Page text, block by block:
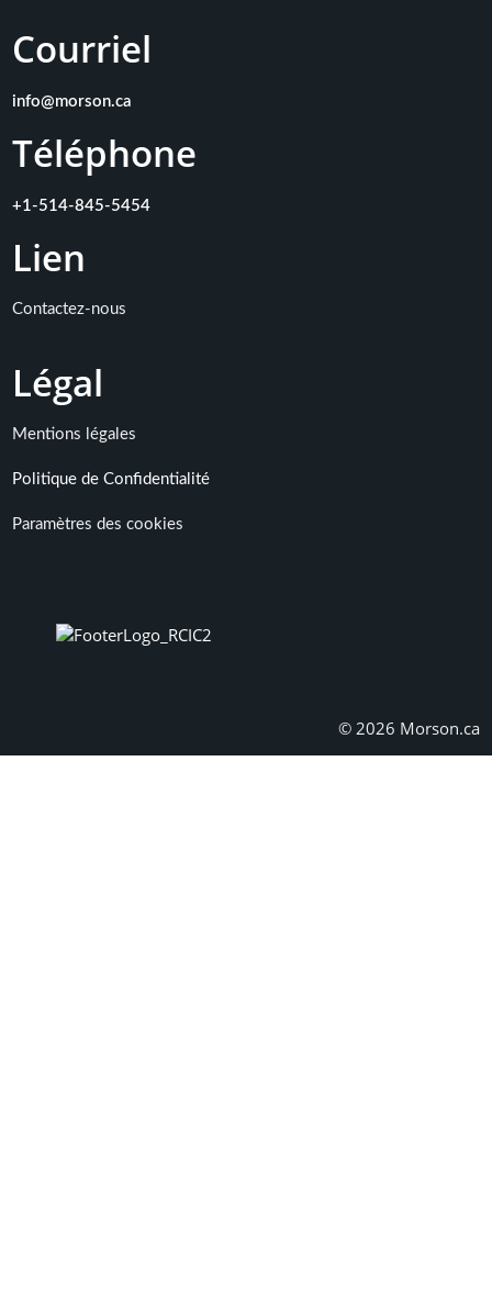
Courriel
info@morson.ca
Téléphone
+1-514-845-5454
Lien
Contactez-nous
Légal
Mentions légales
Politique de Confidentialité
Paramètres des cookies
© 2026 Morson.ca